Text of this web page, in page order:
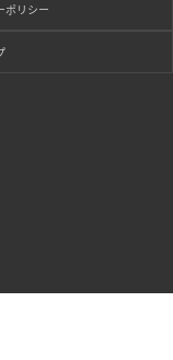
ポリシー